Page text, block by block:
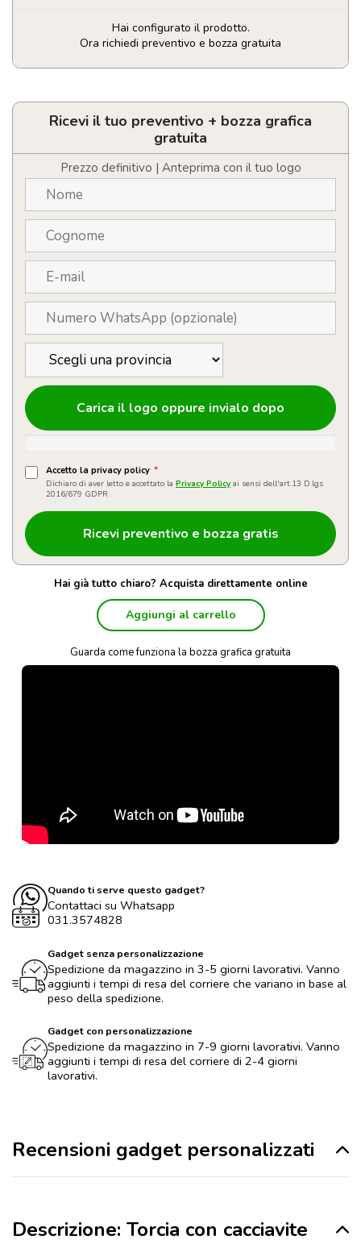
Hai configurato il prodotto.
Ora richiedi preventivo e bozza gratuita
Torcia
cacciavite
quantitàRicevi il tuo preventivo + bozza grafica
gratuita
Prezzo definitivo | Anteprima con il tuo logo
Carica il logo oppure invialo dopo
Accetto la privacy policy *
Dichiaro di aver letto e accettato la Privacy Policy ai sensi dell'art.13 D.lgs
2016/679 GDPR
Hai già tutto chiaro? Acquista direttamente online
Aggiungi al carrello
Guarda come funziona la bozza grafica gratuita
Quando ti serve questo gadget?
Contattaci su Whatsapp
031.3574828
Gadget senza personalizzazione
Spedizione da magazzino in 3-5 giorni lavorativi. Vanno
aggiunti i tempi di resa del corriere che variano in base al
peso della spedizione.
Gadget con personalizzazione
Spedizione da magazzino in 7-9 giorni lavorativi. Vanno
aggiunti i tempi di resa del corriere di 2-4 giorni
lavorativi.
Recensioni gadget personalizzati
Descrizione: Torcia con cacciavite